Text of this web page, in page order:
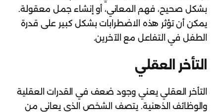
بشكل صحيح، فهم المعاني، أو إنشاء جمل معقولة.
يمكن أن تؤثر هذه الاضطرابات بشكل كبير على قدرة
الطفل في التفاعل مع الآخرين.
التأخر العقلي
التأخر العقلي يعني وجود ضعف في القدرات العقلية
والوظائف الذهنية. يتصف الشخص الذي يعاني من